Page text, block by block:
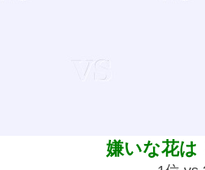
嫌いな花は